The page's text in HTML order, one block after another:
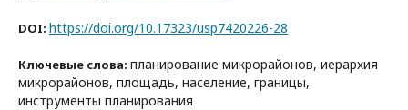
DOI: https://doi.org/10.17323/usp7420226-28
Ключевые слова: планирование микрорайонов, иерархия
микрорайонов, площадь, население, границы,
инструменты планирования